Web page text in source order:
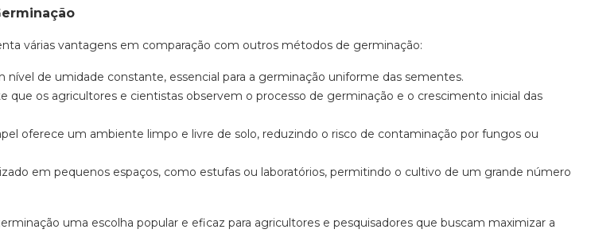
várias vantagens em comparação com outros métodos de germinação:
nível de umidade constante, essencial para a germinação uniforme das sementes.
que os agricultores e cientistas observem o processo de germinação e o crescimento inicial das
oferece um ambiente limpo e livre de solo, reduzindo o risco de contaminação por fungos ou
em pequenos espaços, como estufas ou laboratórios, permitindo o cultivo de um grande número
uma escolha popular e eficaz para agricultores e pesquisadores que buscam maximizar a